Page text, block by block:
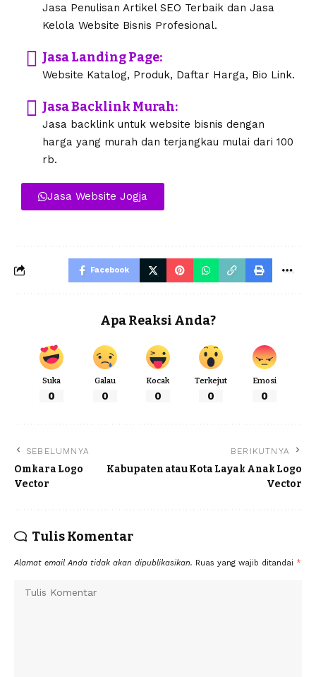
Jasa Penulisan Artikel SEO Terbaik dan Jasa
Kelola Website Bisnis Profesional.
Jasa Landing Page:
Website Katalog, Produk, Daftar Harga, Bio Link.
Jasa Backlink Murah:
Jasa backlink untuk website bisnis dengan
harga yang murah dan terjangkau mulai dari 100
rb.
Jasa Website Jogja
Facebook
Apa Reaksi Anda?
Suka
0
Galau
0
Kocak
0
Terkejut
0
Emosi
0
SEBELUMNYA
Omkara Logo
Vector
BERIKUTNYA
Kabupaten atau Kota Layak Anak Logo
Vector
Tulis Komentar
Alamat email Anda tidak akan dipublikasikan. Ruas yang wajib ditandai *